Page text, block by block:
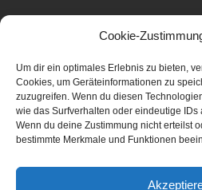
Cookie-
Um dir ein optimales Erlebnis zu bieten,
Cookies, um Geräteinformationen zu
zuzugreifen. Wenn du diesen
wie das Surfverhalten oder eindeutige
Wenn du deine Zustimmung nicht erteilst
bestimmte Merkmale und Funktionen
Öffnungszeiten
Fr: 08:00-12:00
Telefonzeiten :
Mo-Fr: 08:00-12:00